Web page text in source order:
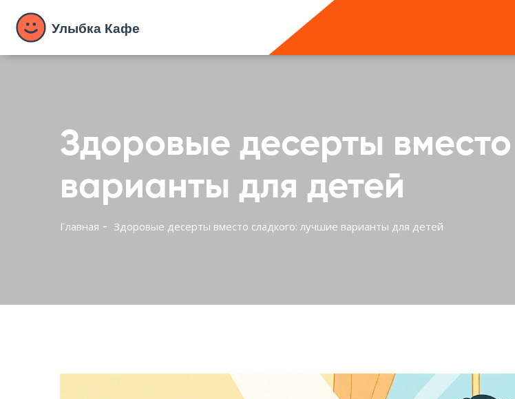
Здоровые десерты
варианты для детей
Главная Здоровые десерты вместо сладкого: лучшие варианты для детей